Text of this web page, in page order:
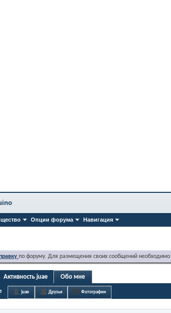
Опции форума Навигация
по форуму. Для размещения своих сообщений необходимо
Активность juae Обо мне
juae Друзья Фотографии